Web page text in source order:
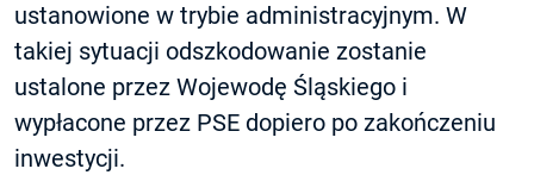
ustanowione w trybie administracyjnym. W
takiej sytuacji odszkodowanie zostanie
ustalone przez Wojewodę Śląskiego i
wypłacone przez PSE dopiero po zakończeniu
inwestycji.